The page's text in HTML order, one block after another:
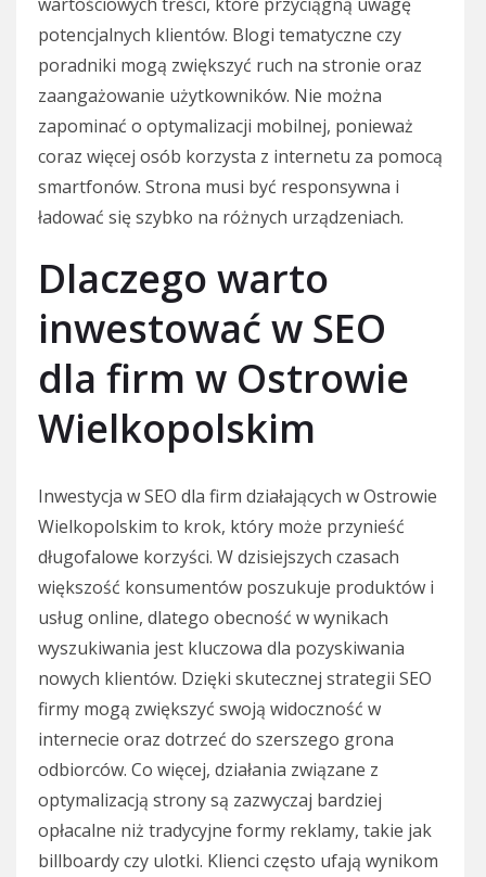
potencjalnych klientów. Blogi tematyczne czy
poradniki mogą zwiększyć ruch na stronie oraz
zaangażowanie użytkowników. Nie można
zapominać o optymalizacji mobilnej, ponieważ
coraz więcej osób korzysta z internetu za pomocą
smartfonów. Strona musi być responsywna i
ładować się szybko na różnych urządzeniach.
Dlaczego warto
inwestować w SEO
dla firm w Ostrowie
Wielkopolskim
Inwestycja w SEO dla firm działających w Ostrowie
Wielkopolskim to krok, który może przynieść
długofalowe korzyści. W dzisiejszych czasach
większość konsumentów poszukuje produktów i
usług online, dlatego obecność w wynikach
wyszukiwania jest kluczowa dla pozyskiwania
nowych klientów. Dzięki skutecznej strategii SEO
firmy mogą zwiększyć swoją widoczność w
internecie oraz dotrzeć do szerszego grona
odbiorców. Co więcej, działania związane z
optymalizacją strony są zazwyczaj bardziej
opłacalne niż tradycyjne formy reklamy, takie jak
billboardy czy ulotki. Klienci często ufają wynikom